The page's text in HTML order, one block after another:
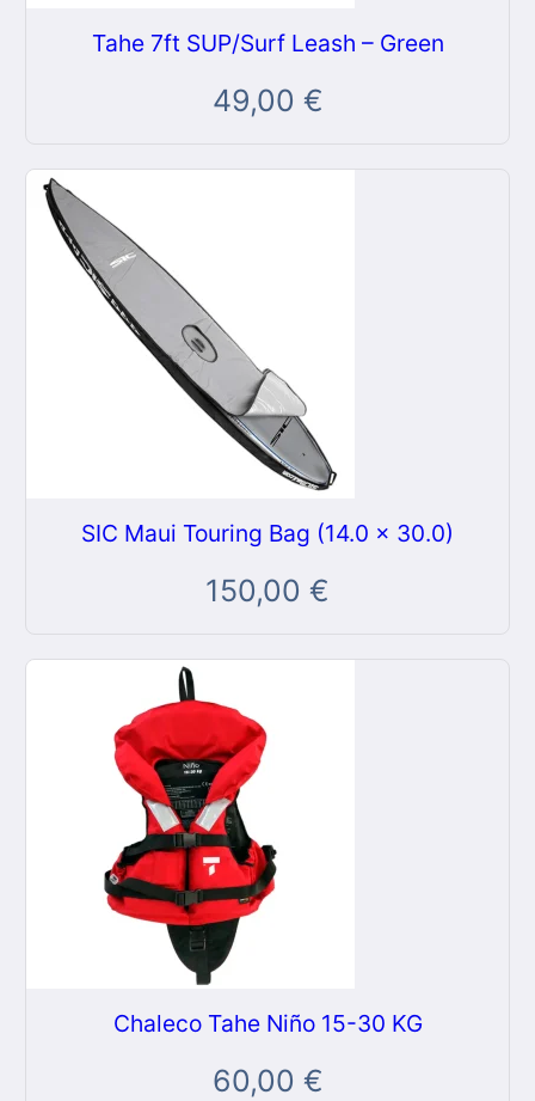
Tahe 7ft SUP/Surf Leash – Green
49,00 €
SIC Maui Touring Bag (14.0 x 30.0)
150,00 €
Chaleco Tahe Niño 15-30 KG
60,00 €